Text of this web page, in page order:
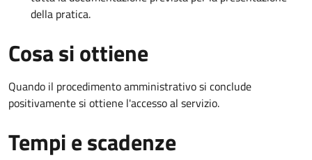
della pratica.
Cosa si ottiene
Quando il procedimento amministrativo si conclude
positivamente si ottiene l'accesso al servizio.
Tempi e scadenze